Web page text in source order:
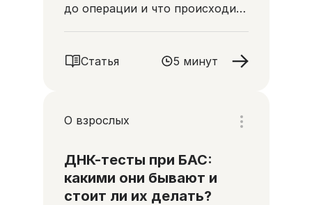
до операции и что происходит
Статья 5 минут
О взрослых
ДНК-тесты при БАС:
какими они бывают и
стоит ли их делать?